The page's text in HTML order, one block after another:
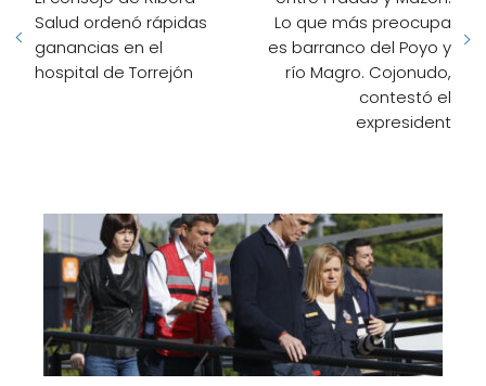
Salud ordenó rápidas
ganancias en el
hospital de Torrejón
Lo que más preocupa
es barranco del Poyo y
río Magro. Cojonudo,
contestó el
expresident